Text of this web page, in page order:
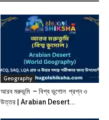
Geography
আরব মরুভূমি – বিশ্ব ভূগোল প্রশ্ন ও
উত্তর | Arabian Desert...